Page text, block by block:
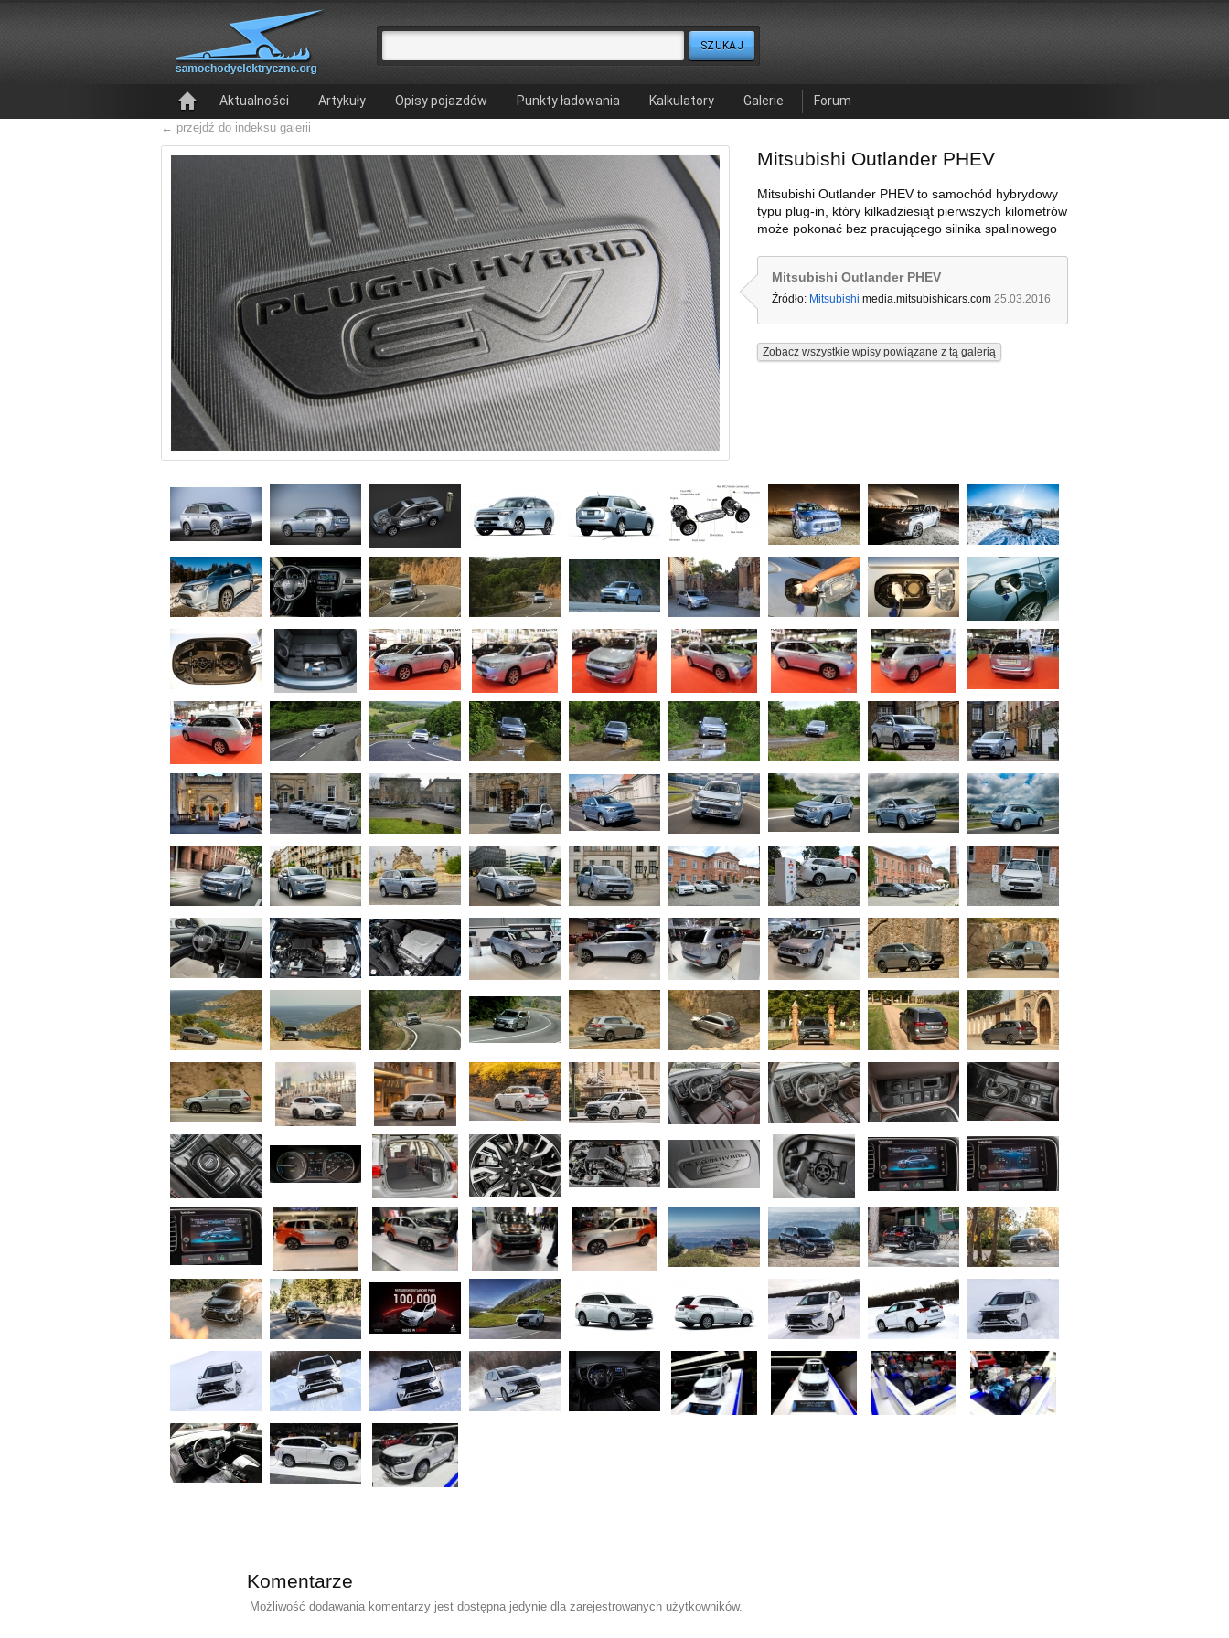
Aktualności Artykuły Opisy pojazdów Punkty ładowania Kalkulatory Galerie Forum
← przejdź do indeksu galerii
Mitsubishi Outlander PHEV
Mitsubishi Outlander PHEV to samochód hybrydowy
typu plug-in, który kilkadziesiąt pierwszych kilometrów
może pokonać bez pracującego silnika spalinowego
Mitsubishi Outlander PHEV
Źródło: Mitsubishi media.mitsubishicars.com 25.03.2016
Zobacz wszystkie wpisy powiązane z tą galerią
Komentarze
Możliwość dodawania komentarzy jest dostępna jedynie dla zarejestrowanych użytkowników.